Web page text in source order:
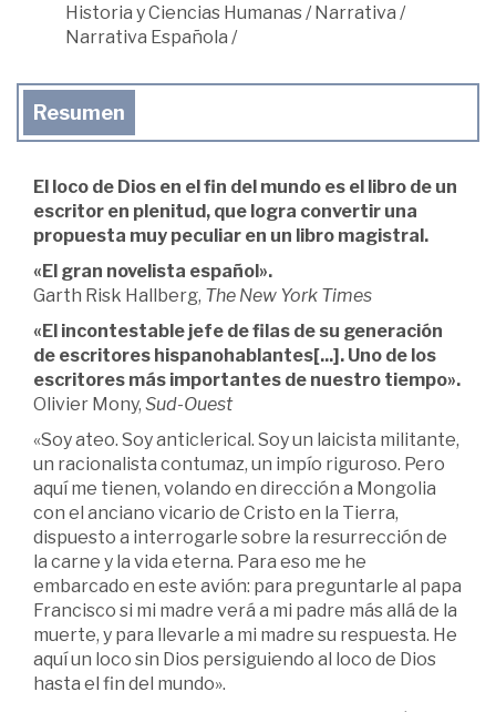
Historia y Ciencias Humanas/Narrativa /
Narrativa Española /
Resumen
El loco de Dios en el fin del mundo es el libro de un
escritor en plenitud, que logra convertir una
propuesta muy peculiar en un libro magistral.
«El gran novelista español».
Garth Risk Hallberg, The New York Times
«El incontestable jefe de filas de su generación
de escritores hispanohablantes[...]. Uno de los
escritores más importantes de nuestro tiempo».
Olivier Mony, Sud-Ouest
«Soy ateo. Soy anticlerical. Soy un laicista militante,
un racionalista contumaz, un impío riguroso. Pero
aquí me tienen, volando en dirección a Mongolia
con el anciano vicario de Cristo en la Tierra,
dispuesto a interrogarle sobre la resurrección de
la carne y la vida eterna. Para eso me he
embarcado en este avión: para preguntarle al papa
Francisco si mi madre verá a mi padre más allá de la
muerte, y para llevarle a mi madre su respuesta. He
aquí un loco sin Dios persiguiendo al loco de Dios
hasta el fin del mundo».